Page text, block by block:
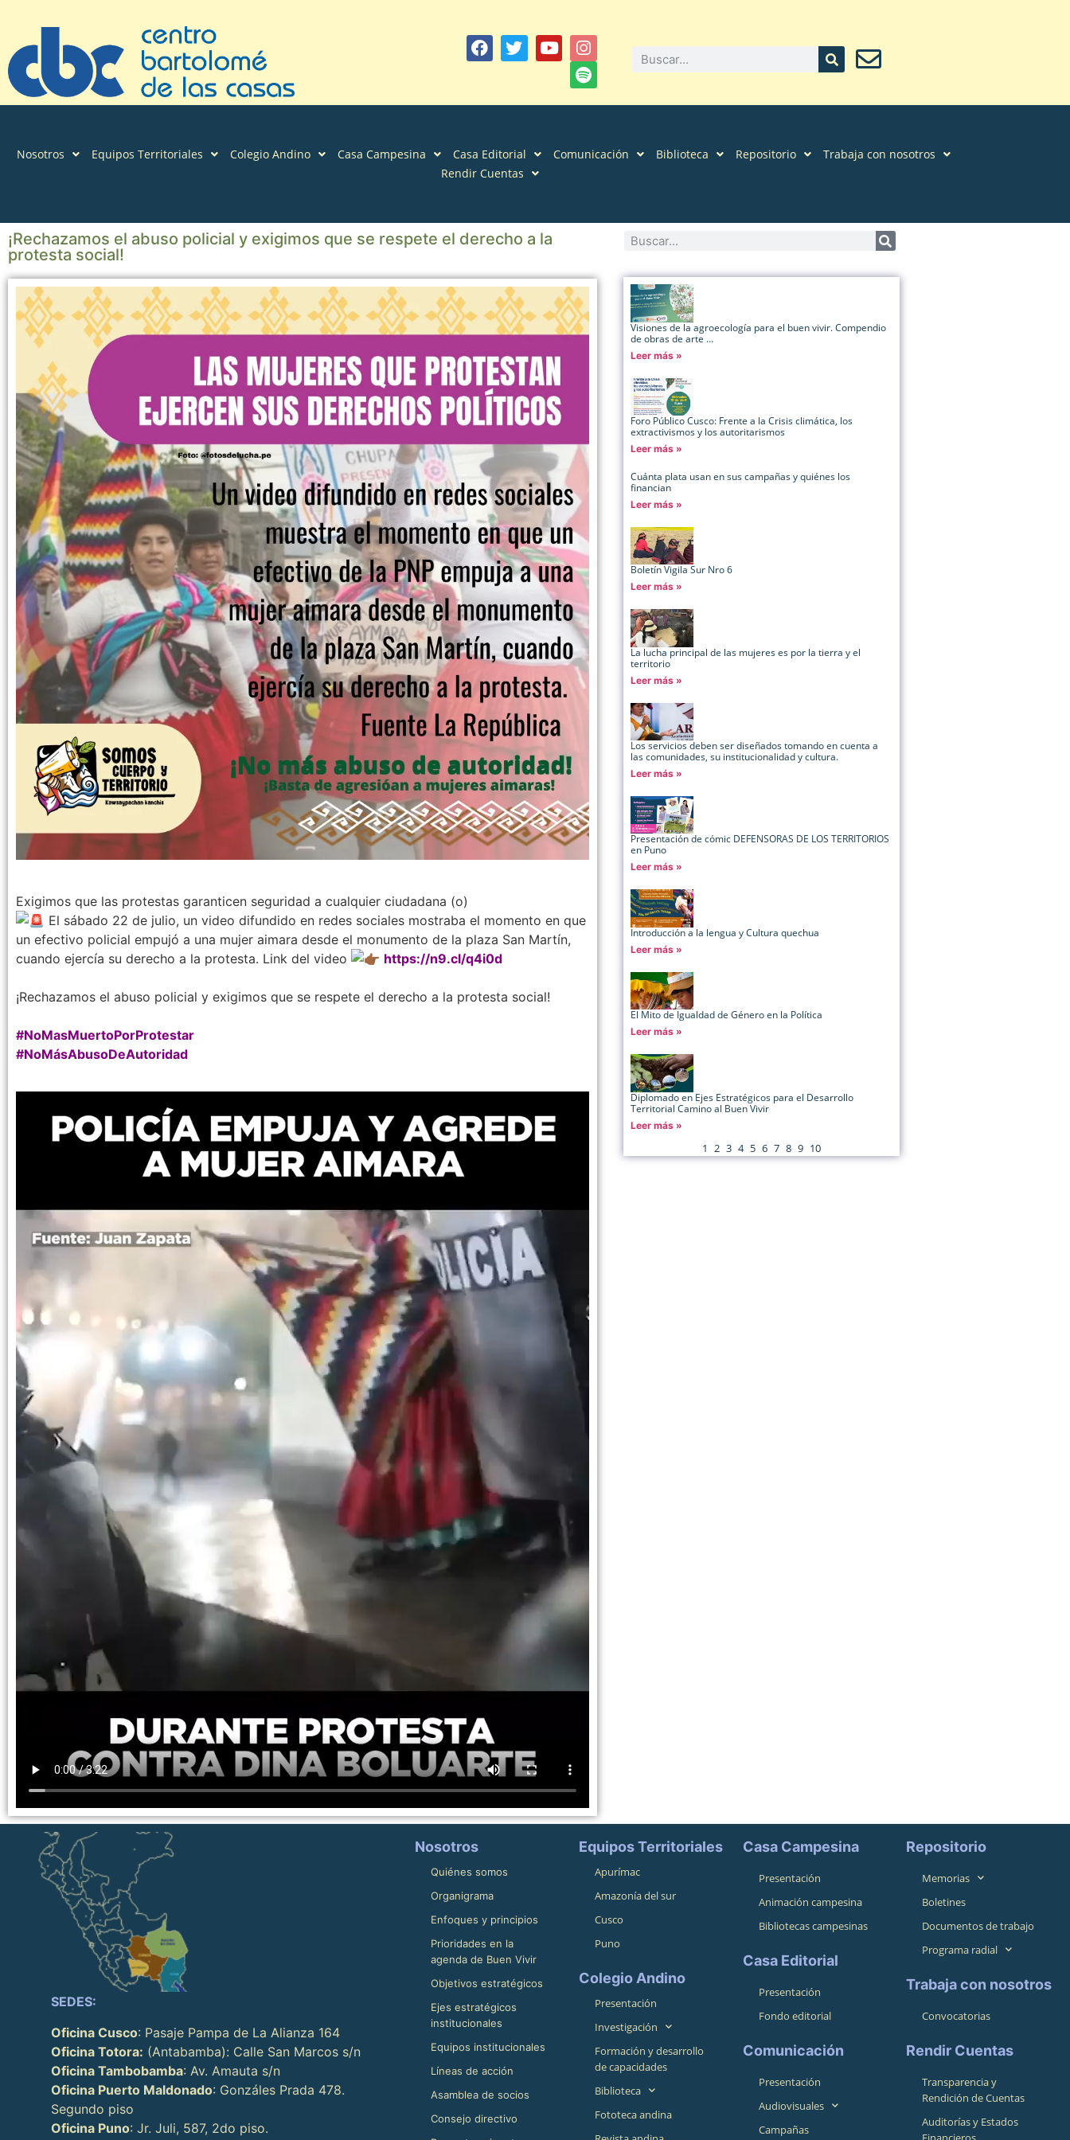
Nosotros Equipos Territoriales Colegio Andino Casa Campesina Casa Editorial Comunicación Biblioteca Repositorio
Trabaja con nosotros
Rendir Cuentas
¡Rechazamos el abuso policial y exigimos que se respete el derecho a la
protesta social!
Exigimos que las protestas garanticen seguridad a cualquier ciudadana (o)
El sábado 22 de julio, un video difundido en redes sociales mostraba el momento en que
un efectivo policial empujó a una mujer aimara desde el monumento de la plaza San Martín,
cuando ejercía su derecho a la protesta. Link del video
https://n9.cl/q4i0d
¡Rechazamos el abuso policial y exigimos que se respete el derecho a la protesta social!
#NoMasMuertoPorProtestar
#NoMásAbusoDeAutoridad
Visiones de la agroecología para el buen vivir. Compendio
de obras de arte …
Leer más »
Foro Público Cusco: Frente a la Crisis climática, los
extractivismos y los autoritarismos
Leer más »
Cuánta plata usan en sus campañas y quiénes los
financian
Leer más »
Boletín Vigila Sur Nro 6
Leer más »
La lucha principal de las mujeres es por la tierra y el
territorio
Leer más »
Los servicios deben ser diseñados tomando en cuenta a
las comunidades, su institucionalidad y cultura.
Leer más »
Presentación de cómic DEFENSORAS DE LOS TERRITORIOS
en Puno
Leer más »
Introducción a la lengua y Cultura quechua
Leer más »
El Mito de Igualdad de Género en la Política
Leer más »
Diplomado en Ejes Estratégicos para el Desarrollo
Territorial Camino al Buen Vivir
Leer más »
1 2 3 4 5 6 7 8 9 10
SEDES:
Oficina Cusco: Pasaje Pampa de La Alianza 164
Oficina Totora: (Antabamba): Calle San Marcos s/n
Oficina Tambobamba: Av. Amauta s/n
Oficina Puerto Maldonado: Gonzáles Prada 478.
Segundo piso
Oficina Puno: Jr. Juli, 587, 2do piso.
Nosotros
Quiénes somos
Organigrama
Enfoques y principios
Prioridades en la
agenda de Buen Vivir
Objetivos estratégicos
Ejes estratégicos
institucionales
Equipos institucionales
Líneas de acción
Asamblea de socios
Consejo directivo
Equipos Territoriales
Apurímac
Amazonía del sur
Cusco
Puno
Colegio Andino
Presentación
Investigación
Formación y desarrollo
de capacidades
Biblioteca
Fototeca andina
Casa Campesina
Presentación
Animación campesina
Bibliotecas campesinas
Casa Editorial
Presentación
Fondo editorial
Comunicación
Presentación
Audiovisuales
Campañas
Repositorio
Memorias
Boletines
Documentos de trabajo
Programa radial
Trabaja con nosotros
Convocatorias
Rendir Cuentas
Transparencia y
Rendición de Cuentas
Auditorías y Estados